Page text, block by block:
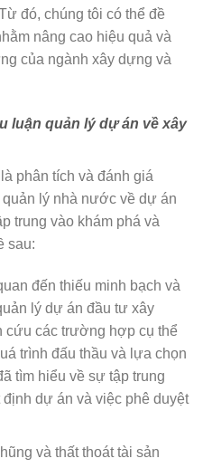
đó, chúng tôi có thể đề
nâng cao hiệu quả và
của ngành xây dựng và
luận quản lý dự án về xây
phân tích và đánh giá
lý nhà nước về dự án
trung vào khám phá và
sau:
đến thiếu minh bạch và
lý dự án đầu tư xây
cứu các trường hợp cụ thể
trình đấu thầu và lựa chọn
tìm hiểu về sự tập trung
dự án và việc phê duyệt
và thất thoát tài sản